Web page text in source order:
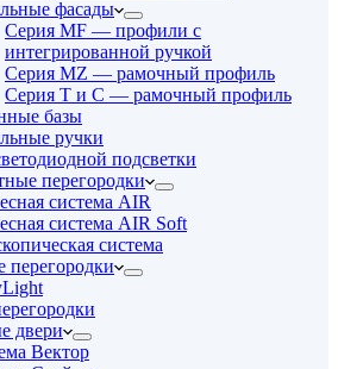
фасады
Серия MF — профили с
интегрированной ручкой
Серия MZ — рамочный профиль
Серия T и C — рамочный профиль
базы
ручки
подсветки
перегородки
система AIR
система AIR Soft
система
двери
Вектор